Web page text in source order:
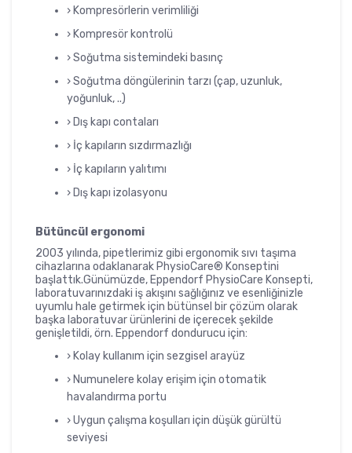
› Kompresörlerin verimliliği
› Kompresör kontrolü
› Soğutma sistemindeki basınç
› Soğutma döngülerinin tarzı (çap, uzunluk,
yoğunluk, ..)
› Dış kapı contaları
› İç kapıların sızdırmazlığı
› İç kapıların yalıtımı
› Dış kapı izolasyonu
Bütüncül ergonomi
2003 yılında, pipetlerimiz gibi ergonomik sıvı taşıma
cihazlarına odaklanarak PhysioCare® Konseptini
başlattık.Günümüzde, Eppendorf PhysioCare Konsepti,
laboratuvarınızdaki iş akışını sağlığınız ve esenliğinizle
uyumlu hale getirmek için bütünsel bir çözüm olarak
başka laboratuvar ürünlerini de içerecek şekilde
genişletildi, örn. Eppendorf dondurucu için:
› Kolay kullanım için sezgisel arayüz
› Numunelere kolay erişim için otomatik
havalandırma portu
› Uygun çalışma koşulları için düşük gürültü
seviyesi